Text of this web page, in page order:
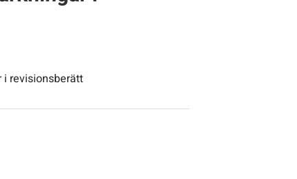
i revisionsberätt